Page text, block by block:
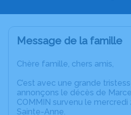
Message de la famille
Chère famille, chers amis,
C’est avec une grande
annonçons le décès de
COMMIN survenu le mercredi
Sainte-Anne.